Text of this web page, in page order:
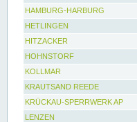
HAMBURG-HARBURG
HETLINGEN
HITZACKER
HOHNSTORF
KOLLMAR
KRAUTSAND REEDE
KRÜCKAU-SPERRWERK AP
LENZEN